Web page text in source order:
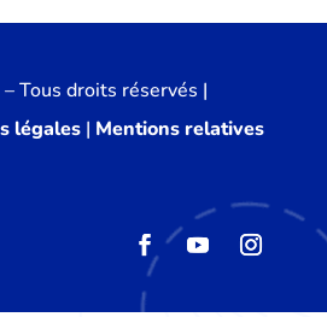
Tous droits réservés |
légales| Mentions relatives